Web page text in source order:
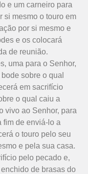
e um carneiro para
si mesmo o touro em
por si mesmo e
e os colocará
de reunião.
uma para o Senhor,
sobre o qual
em sacrifício
o qual caiu a
vivo ao Senhor, para
fim de enviá-lo a
o touro pelo seu
e pela sua casa.
pelo pecado e,
de brasas do